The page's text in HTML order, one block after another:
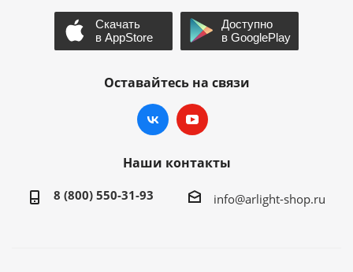
Оставайтесь на связи
Наши контакты
8 (800) 550-31-93 info@arlight-shop.ru